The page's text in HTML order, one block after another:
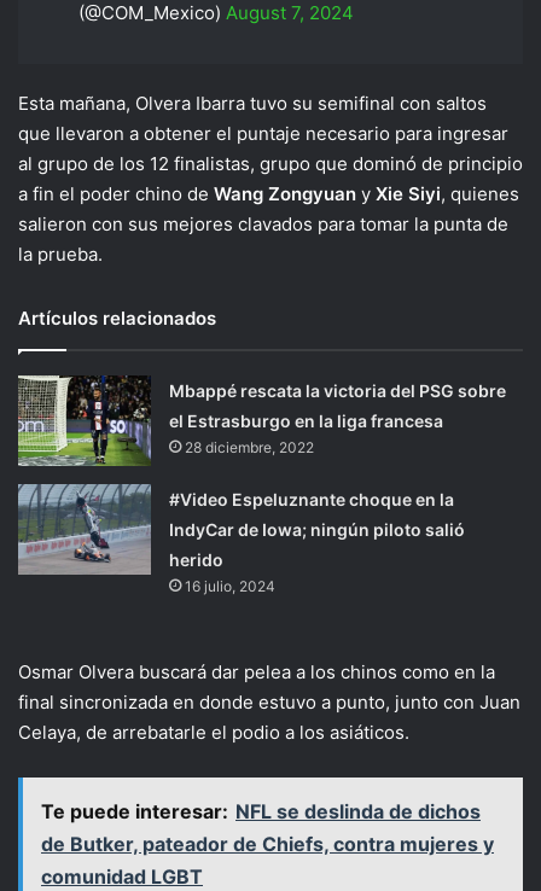
(@COM_Mexico) August 7, 2024
Esta mañana, Olvera Ibarra tuvo su semifinal con saltos
que llevaron a obtener el puntaje necesario para ingresar
al grupo de los 12 finalistas, grupo que dominó de principio
a fin el poder chino de Wang Zongyuan y Xie Siyi, quienes
salieron con sus mejores clavados para tomar la punta de
la prueba.
Artículos relacionados
Mbappé rescata la victoria del PSG sobre
el Estrasburgo en la liga francesa
28 diciembre, 2022
#Video Espeluznante choque en la
IndyCar de Iowa; ningún piloto salió
herido
16 julio, 2024
Osmar Olvera buscará dar pelea a los chinos como en la
final sincronizada en donde estuvo a punto, junto con Juan
Celaya, de arrebatarle el podio a los asiáticos.
Te puede interesar: NFL se deslinda de dichos
de Butker, pateador de Chiefs, contra mujeres y
comunidad LGBT